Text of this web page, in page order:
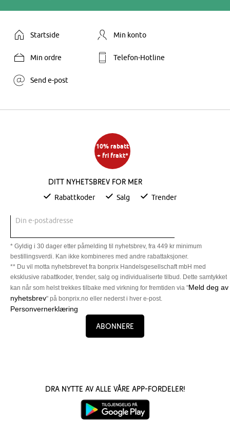
Startside Min konto
Min ordre Telefon-Hotline
Send e-post
10% rabatt
+ fri frakt*
Ditt nyhetsbrev for mer
Rabattkoder Salg Trender
Din e-postadresse
* Gyldig i 30 dager etter påmelding til nyhetsbrev, fra 449 kr minimum
bestillingsverdi. Kan ikke kombineres med andre rabattaksjoner.
** Du vil motta nyhetsbrevet fra bonprix Handelsgesellschaft mbH med
eksklusive rabattkoder, trender, salg og individualiserte tilbud. Dette samtykket
kan når som helst trekkes tilbake med virkning for fremtiden via "Meld deg av
nyhetsbrev" på bonprix.no eller nederst i hver e-post.
Personvernerklæring
Abonnere
Dra nytte av alle våre app-fordeler!